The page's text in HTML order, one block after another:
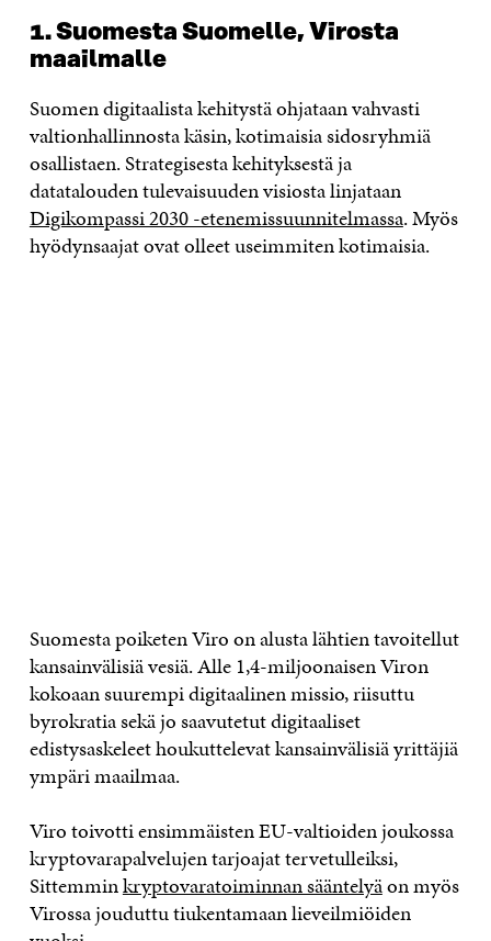
1. Suomesta Suomelle, Virosta
maailmalle
Suomen digitaalista kehitystä ohjataan vahvasti
valtionhallinnosta käsin, kotimaisia sidosryhmiä
osallistaen. Strategisesta kehityksestä ja
datatalouden tulevaisuuden visiosta linjataan
Digikompassi 2030 -etenemissuunnitelmassa. Myös
hyödynsaajat ovat olleet useimmiten kotimaisia.
Suomesta poiketen Viro on alusta lähtien tavoitellut
kansainvälisiä vesiä. Alle 1,4-miljoonaisen Viron
kokoaan suurempi digitaalinen missio, riisuttu
byrokratia sekä jo saavutetut digitaaliset
edistysaskeleet houkuttelevat kansainvälisiä yrittäjiä
ympäri maailmaa.
Viro toivotti ensimmäisten EU-valtioiden joukossa
kryptovarapalvelujen tarjoajat tervetulleiksi,
Sittemminkryptovaratoimin­nan sääntelyäon myös
Virossa jouduttu tiukentamaan lieveilmiöiden